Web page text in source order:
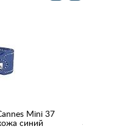
Mini 37
синий 35*22*23см